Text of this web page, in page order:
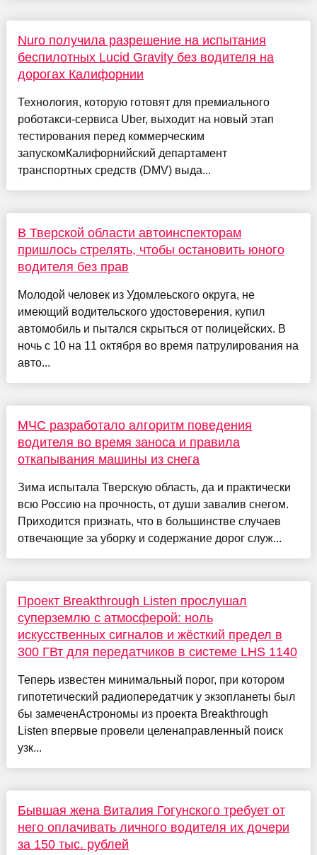
Nuro получила разрешение на испытания
беспилотных Lucid Gravity без водителя на
дорогах Калифорнии
Технология, которую готовят для премиального
роботакси-сервиса Uber, выходит на новый этап
тестирования перед коммерческим
запускомКалифорнийский департамент
транспортных средств (DMV) выда...
В Тверской области автоинспекторам
пришлось стрелять, чтобы остановить юного
водителя без прав
Молодой человек из Удомлеьского округа, не
имеющий водительского удостоверения, купил
автомобиль и пытался скрыться от полицейских. В
ночь с 10 на 11 октября во время патрулирования на
авто...
МЧС разработало алгоритм поведения
водителя во время заноса и правила
откапывания машины из снега
Зима испытала Тверскую область, да и практически
всю Россию на прочность, от души завалив снегом.
Приходится признать, что в большинстве случаев
отвечающие за уборку и содержание дорог служ...
Проект Breakthrough Listen прослушал
суперземлю с атмосферой: ноль
искусственных сигналов и жёсткий предел в
300 ГВт для передатчиков в системе LHS 1140
Теперь известен минимальный порог, при котором
гипотетический радиопередатчик у экзопланеты был
бы замеченАстрономы из проекта Breakthrough
Listen впервые провели целенаправленный поиск
узк...
Бывшая жена Виталия Гогунского требует от
него оплачивать личного водителя их дочери
за 150 тыс. рублей